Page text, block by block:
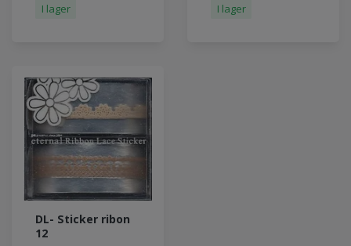
I lager I lager
DL- Sticker ribon
12